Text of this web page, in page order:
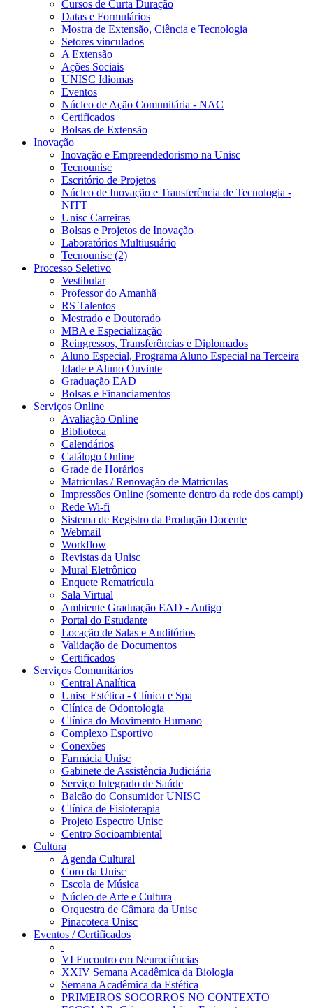
Cursos de Curta Duração
Datas e Formulários
Mostra de Extensão, Ciência e Tecnologia
Setores vinculados
A Extensão
Ações Sociais
UNISC Idiomas
Eventos
Núcleo de Ação Comunitária - NAC
Certificados
Bolsas de Extensão
Inovação
Inovação e Empreendedorismo na Unisc
Tecnounisc
Escritório de Projetos
Núcleo de Inovação e Transferência de Tecnologia -
NITT
Unisc Carreiras
Bolsas e Projetos de Inovação
Laboratórios Multiusuário
Tecnounisc (2)
Processo Seletivo
Vestibular
Professor do Amanhã
RS Talentos
Mestrado e Doutorado
MBA e Especialização
Reingressos, Transferências e Diplomados
Aluno Especial, Programa Aluno Especial na Terceira
Idade e Aluno Ouvinte
Graduação EAD
Bolsas e Financiamentos
Serviços Online
Avaliação Online
Biblioteca
Calendários
Catálogo Online
Grade de Horários
Matriculas / Renovação de Matriculas
Impressões Online (somente dentro da rede dos campi)
Rede Wi-fi
Sistema de Registro da Produção Docente
Webmail
Workflow
Revistas da Unisc
Mural Eletrônico
Enquete Rematrícula
Sala Virtual
Ambiente Graduação EAD - Antigo
Portal do Estudante
Locação de Salas e Auditórios
Validação de Documentos
Certificados
Serviços Comunitários
Central Analítica
Unisc Estética - Clínica e Spa
Clínica de Odontologia
Clínica do Movimento Humano
Complexo Esportivo
Conexões
Farmácia Unisc
Gabinete de Assistência Judiciária
Serviço Integrado de Saúde
Balcão do Consumidor UNISC
Clínica de Fisioterapia
Projeto Espectro Unisc
Centro Socioambiental
Cultura
Agenda Cultural
Coro da Unisc
Escola de Música
Núcleo de Arte e Cultura
Orquestra de Câmara da Unisc
Pinacoteca Unisc
Eventos / Certificados
VI Encontro em Neurociências
XXIV Semana Acadêmica da Biologia
Semana Acadêmica da Estética
PRIMEIROS SOCORROS NO CONTEXTO